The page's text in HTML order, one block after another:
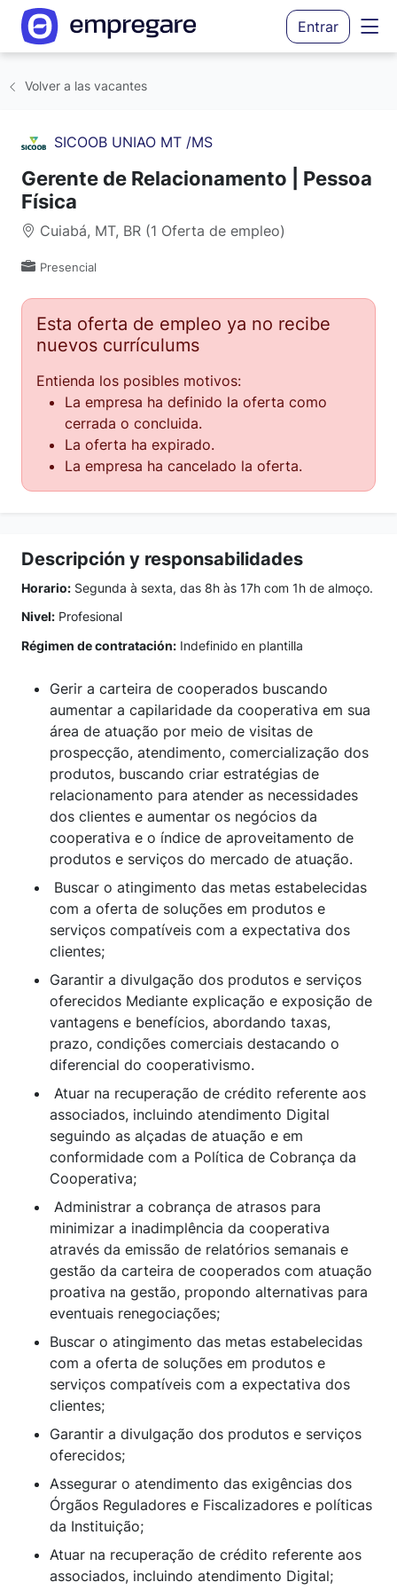
Entrar
Volver a las vacantes
SICOOB UNIAO MT /MS
Gerente de Relacionamento | Pessoa
Física
Cuiabá, MT, BR (1 Oferta de empleo)
Presencial
Esta oferta de empleo ya no recibe
nuevos currículums
Entienda los posibles motivos:
La empresa ha definido la oferta como
cerrada o concluida.
La oferta ha expirado.
La empresa ha cancelado la oferta.
Descripción y responsabilidades
Horario: Segunda à sexta, das 8h às 17h com 1h de almoço.
Nivel: Profesional
Régimen de contratación: Indefinido en plantilla
Gerir a carteira de cooperados buscando
aumentar a capilaridade da cooperativa em sua
área de atuação por meio de visitas de
prospecção, atendimento, comercialização dos
produtos, buscando criar estratégias de
relacionamento para atender as necessidades
dos clientes e aumentar os negócios da
cooperativa e o índice de aproveitamento de
produtos e serviços do mercado de atuação.
Buscar o atingimento das metas estabelecidas
com a oferta de soluções em produtos e
serviços compatíveis com a expectativa dos
clientes;
Garantir a divulgação dos produtos e serviços
oferecidos Mediante explicação e exposição de
vantagens e benefícios, abordando taxas,
prazo, condições comerciais destacando o
diferencial do cooperativismo.
Atuar na recuperação de crédito referente aos
associados, incluindo atendimento Digital
seguindo as alçadas de atuação e em
conformidade com a Política de Cobrança da
Cooperativa;
Administrar a cobrança de atrasos para
minimizar a inadimplência da cooperativa
através da emissão de relatórios semanais e
gestão da carteira de cooperados com atuação
proativa na gestão, propondo alternativas para
eventuais renegociações;
Buscar o atingimento das metas estabelecidas
com a oferta de soluções em produtos e
serviços compatíveis com a expectativa dos
clientes;
Garantir a divulgação dos produtos e serviços
oferecidos;
Assegurar o atendimento das exigências dos
Órgãos Reguladores e Fiscalizadores e políticas
da Instituição;
Atuar na recuperação de crédito referente aos
associados, incluindo atendimento Digital;